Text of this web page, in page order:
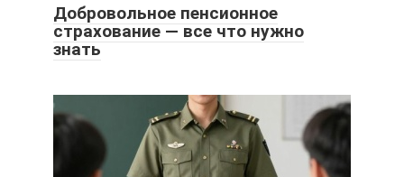
Добровольное пенсионное
страхование — все что нужно
знать